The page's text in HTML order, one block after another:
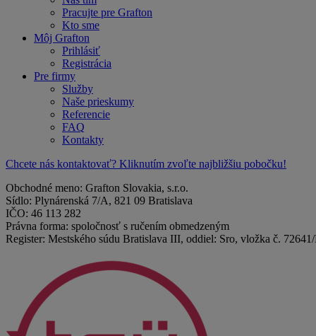
Pracujte pre Grafton
Kto sme
Môj Grafton
Prihlásiť
Registrácia
Pre firmy
Služby
Naše prieskumy
Referencie
FAQ
Kontakty
Chcete nás kontaktovať? Kliknutím zvoľte najbližšiu pobočku!
Obchodné meno: Grafton Slovakia, s.r.o.
Sídlo: Plynárenská 7/A, 821 09 Bratislava
IČO: 46 113 282
Právna forma: spoločnosť s ručením obmedzeným
Register: Mestského súdu Bratislava III, oddiel: Sro, vložka č.